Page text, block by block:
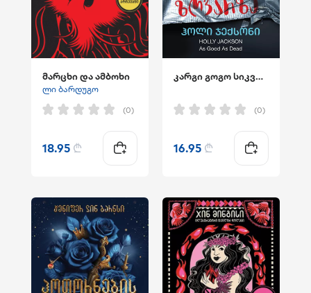
მარცხი და ამბოხი
ლი ბარდუგო
(0)
18.95 ₾
კარგი გოგო სიკვდილის ზღვარზე
(0)
16.95 ₾